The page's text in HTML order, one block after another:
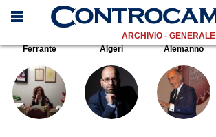
ARCHIVIO - GENERALE
Ferrante
Algeri Alemanno